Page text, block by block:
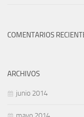
COMENTARIOS
ARCHIVOS
junio 2014